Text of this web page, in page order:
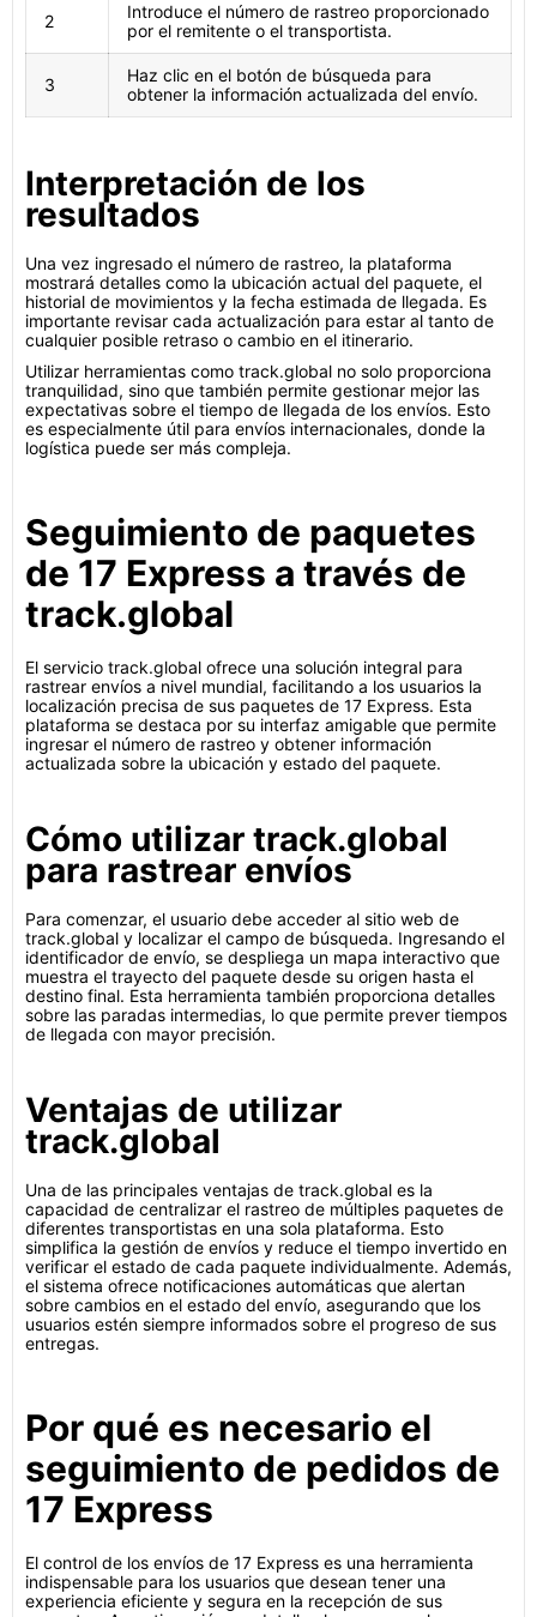
2
Introduce el número de rastreo proporcionado
por el remitente o el transportista.
3
Haz clic en el botón de búsqueda para
obtener la información actualizada del envío.
Interpretación de los
resultados
Una vez ingresado el número de rastreo, la plataforma
mostrará detalles como la ubicación actual del paquete, el
historial de movimientos y la fecha estimada de llegada. Es
importante revisar cada actualización para estar al tanto de
cualquier posible retraso o cambio en el itinerario.
Utilizar herramientas como track.global no solo proporciona
tranquilidad, sino que también permite gestionar mejor las
expectativas sobre el tiempo de llegada de los envíos. Esto
es especialmente útil para envíos internacionales, donde la
logística puede ser más compleja.
Seguimiento de paquetes
de 17 Express a través de
track.global
El servicio track.global ofrece una solución integral para
rastrear envíos a nivel mundial, facilitando a los usuarios la
localización precisa de sus paquetes de 17 Express. Esta
plataforma se destaca por su interfaz amigable que permite
ingresar el número de rastreo y obtener información
actualizada sobre la ubicación y estado del paquete.
Cómo utilizar track.global
para rastrear envíos
Para comenzar, el usuario debe acceder al sitio web de
track.global y localizar el campo de búsqueda. Ingresando el
identificador de envío, se despliega un mapa interactivo que
muestra el trayecto del paquete desde su origen hasta el
destino final. Esta herramienta también proporciona detalles
sobre las paradas intermedias, lo que permite prever tiempos
de llegada con mayor precisión.
Ventajas de utilizar
track.global
Una de las principales ventajas de track.global es la
capacidad de centralizar el rastreo de múltiples paquetes de
diferentes transportistas en una sola plataforma. Esto
simplifica la gestión de envíos y reduce el tiempo invertido en
verificar el estado de cada paquete individualmente. Además,
el sistema ofrece notificaciones automáticas que alertan
sobre cambios en el estado del envío, asegurando que los
usuarios estén siempre informados sobre el progreso de sus
entregas.
Por qué es necesario el
seguimiento de pedidos de
17 Express
El control de los envíos de 17 Express es una herramienta
indispensable para los usuarios que desean tener una
experiencia eficiente y segura en la recepción de sus